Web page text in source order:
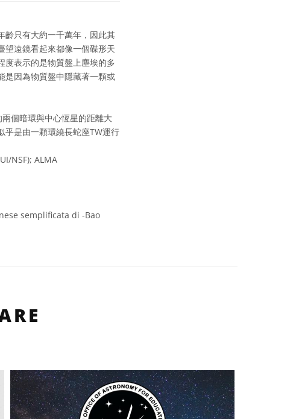
齡只有大約一千萬年，因此其
望遠鏡看起來都像一個碟形天
度表示的是物質盤上塵埃的多
是因為物質盤中隱藏著一顆或
個暗環與中心恆星的距離大
乎是由一顆環繞長蛇座TW運行
NSF); ALMA
semplificata di -Bao